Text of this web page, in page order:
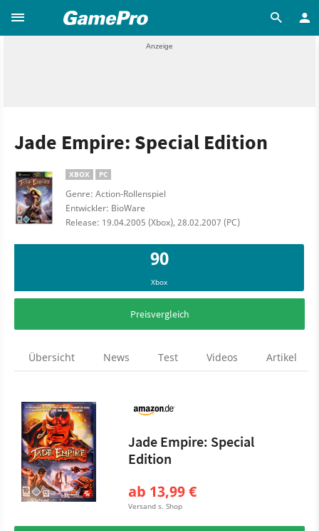
Jade Empire: Special Edition
XBOX PC
Genre: Action-Rollenspiel
Entwickler: BioWare
Release: 19.04.2005 (Xbox), 28.02.2007 (PC)
90
Xbox
Preisvergleich
Übersicht News Test Videos Artikel
Jade Empire: Special
Edition
ab 13,99 €
Versand s. Shop